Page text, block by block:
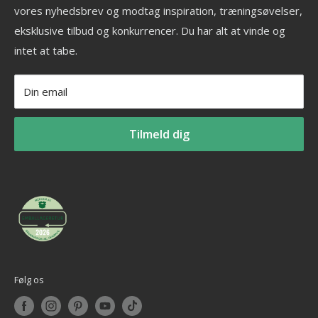
vores nyhedsbrev og modtag inspiration, træningsøvelser,
eksklusive tilbud og konkurrencer. Du har alt at vinde og
intet at tabe.
Din email
Tilmeld dig
Ledige stillinger
Fitness blog
Blog om styrketræning
Privatlivspolitik
Refusionspolitik
Kettlebell
Aerobic vægtstang sæt
Vægtstang
Vægtskive
CVR: 33772580
_______________________
Mail: info@billig-fitness.dk
Følg os